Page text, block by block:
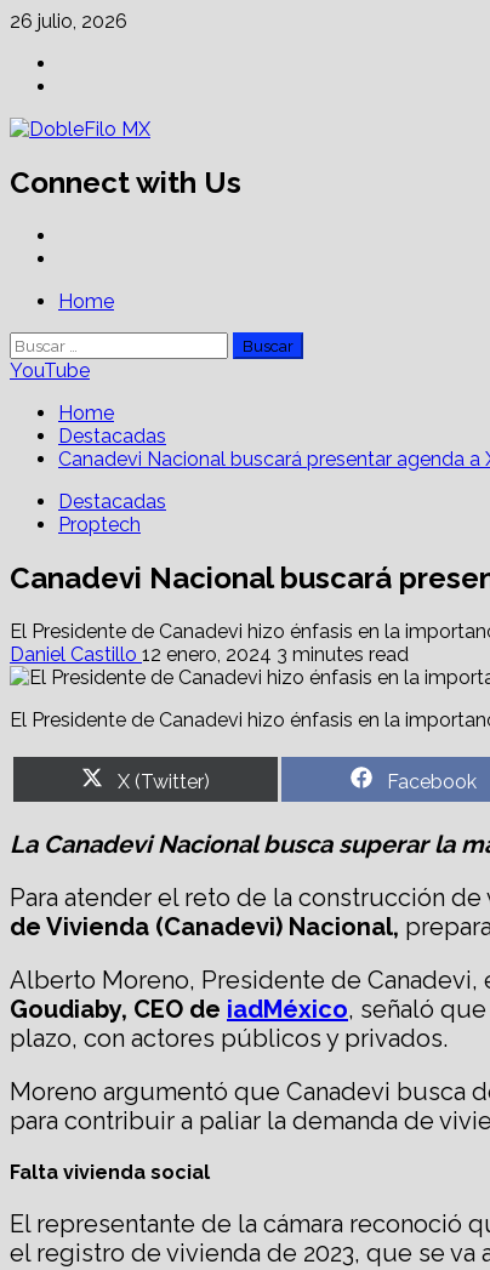
Skip
content
26 julio, 2026
Connect with Us
PrimaryHome
Buscar:
YouTube
Home
Destacadas
Canadevi Nacional buscará presentar agenda
Destacadas
Proptech
Canadevi Nacional buscará
El Presidente de Canadevi hizo énfasis en la
Daniel Castillo 12 enero, 2024 3 minutes read
El Presidente de Canadevi hizo énfasis en la
Share
on
X (Twitter)
Share
on
Facebook
La Canadevi Nacional busca superar la
Para atender el reto de la construcción
de Vivienda (Canadevi) Nacional,
Alberto Moreno, Presidente de
Goudiaby, CEO de iadMéxico, señaló
plazo, con actores públicos y privados.
Moreno argumentó que Canadevi busca
para contribuir a paliar la demanda de
Falta vivienda social
El representante de la cámara reconoció
el registro de vivienda de 2023, que se va